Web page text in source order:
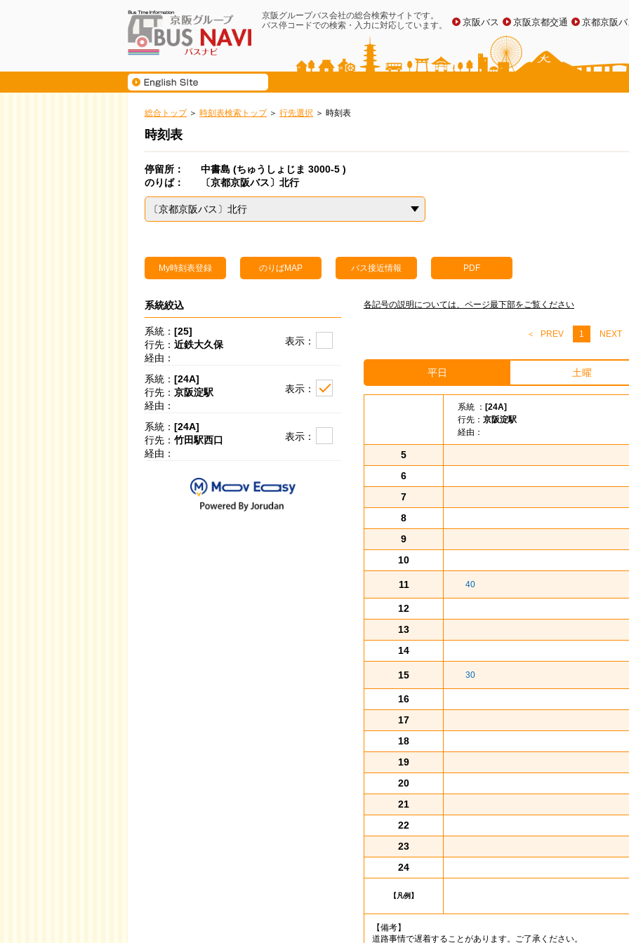
京阪グループバス会社の総合検索サイトです。
バス停コードでの検索・入力に対応しています。
京阪バス 京阪京都交通 京都京阪
総合トップ 時刻表検索トップ 行先選択 時刻表
時刻表
停留所： 中書島 (ちゅうしょじま 3000-5 )
のりば：
〔京都京阪バス〕北行
〔京都京阪バス〕北行
My時刻表登録 のりばMAP バス接近情報 PDF
系統絞込
系統： [25]
行先： 近鉄大久保
経由：
表示：
系統： [24A]
行先： 京阪淀駅
経由：
表示：
系統： [24A]
行先： 竹田駅西口
経由：
表示：
各記号の説明については、ページ最下部をご覧ください
PREV 1 NEXT
平日 土曜
系統 ： [24A]
行先： 京阪淀駅
経由：
5
6
7
8
9
10
11 40
12
13
14
15 30
16
17
18
19
20
21
22
23
24
【凡例】
【備考】
道路事情で遅着することがあります。ご了承ください。